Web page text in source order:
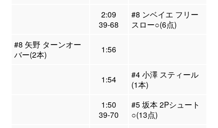
2:09
39-68
#8 ンベイエ フリー
スロー○(6点)
#8 矢野 ターンオー
バー(2本)
1:56
1:54
#4 小澤 スティール
(1本)
1:50
39-70
#5 坂本 2Pシュート
○(13点)